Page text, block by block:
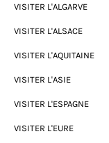
VISITER L'ALGARVE
VISITER L'ALSACE
VISITER L'AQUITAINE
VISITER L'ASIE
VISITER L'ESPAGNE
VISITER L'EURE